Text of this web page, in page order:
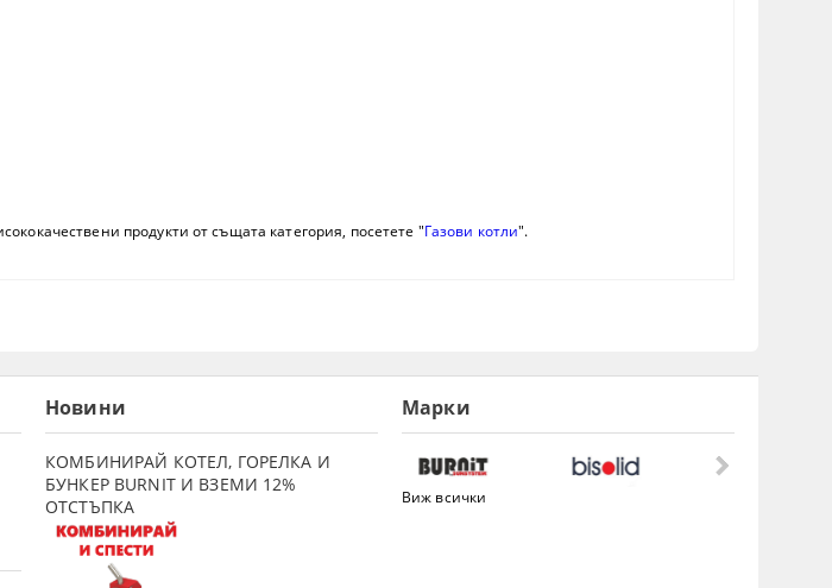
продукти от същата категория, посетете "Газови котли".
Новини
КОМБИНИРАЙ КОТЕЛ, ГОРЕЛКА И
БУНКЕР BURNIT И ВЗЕМИ 12%
ОТСТЪПКА
Марки
Виж всички